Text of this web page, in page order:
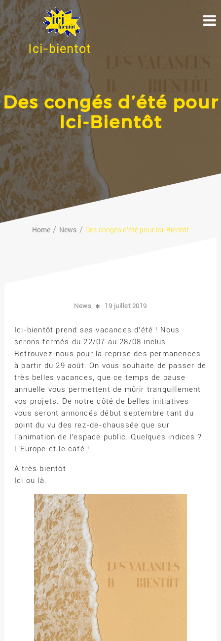
Ici-bientot
Des congés d’été pour
Ici-Bientôt
Home News Des congés d’été pour Ici-Bientôt
News 19 juillet 2019
Ici-bientôt prend ses vacances d’été ! Nous
serons fermés du 22/07 au 28/08 inclus.
Retrouvez-nous pour la reprise des permanences
à partir du 29 août. On vous souhaite de passer de
très belles vacances, que ce temps de pause
annuelle vous permettent de mûrir tranquillement
vos projets. De notre côté de belles initiatives
vous seront annoncés début septembre tant du
point du vu des rez-de-chaussée que sur
l’animation de l’espace public. Quelques indices ?
L’Europe et le café !
A très bientôt
Ici ou là.